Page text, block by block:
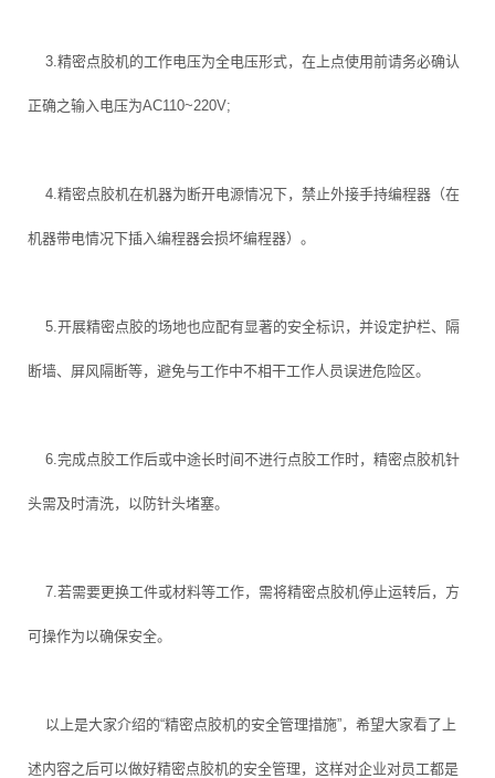
3.精密点胶机的工作电压为全电压形式，在上点使用前请务必确认
正确之输入电压为AC110~220V;
4.精密点胶机在机器为断开电源情况下，禁止外接手持编程器（在
机器带电情况下插入编程器会损坏编程器）。
5.开展精密点胶的场地也应配有显著的安全标识，并设定护栏、隔
断墙、屏风隔断等，避免与工作中不相干工作人员误进危险区。
6.完成点胶工作后或中途长时间不进行点胶工作时，精密点胶机针
头需及时清洗，以防针头堵塞。
7.若需要更换工件或材料等工作，需将精密点胶机停止运转后，方
可操作为以确保安全。
以上是大家介绍的“精密点胶机的安全管理措施”，希望大家看了上
述内容之后可以做好精密点胶机的安全管理，这样对企业对员工都是